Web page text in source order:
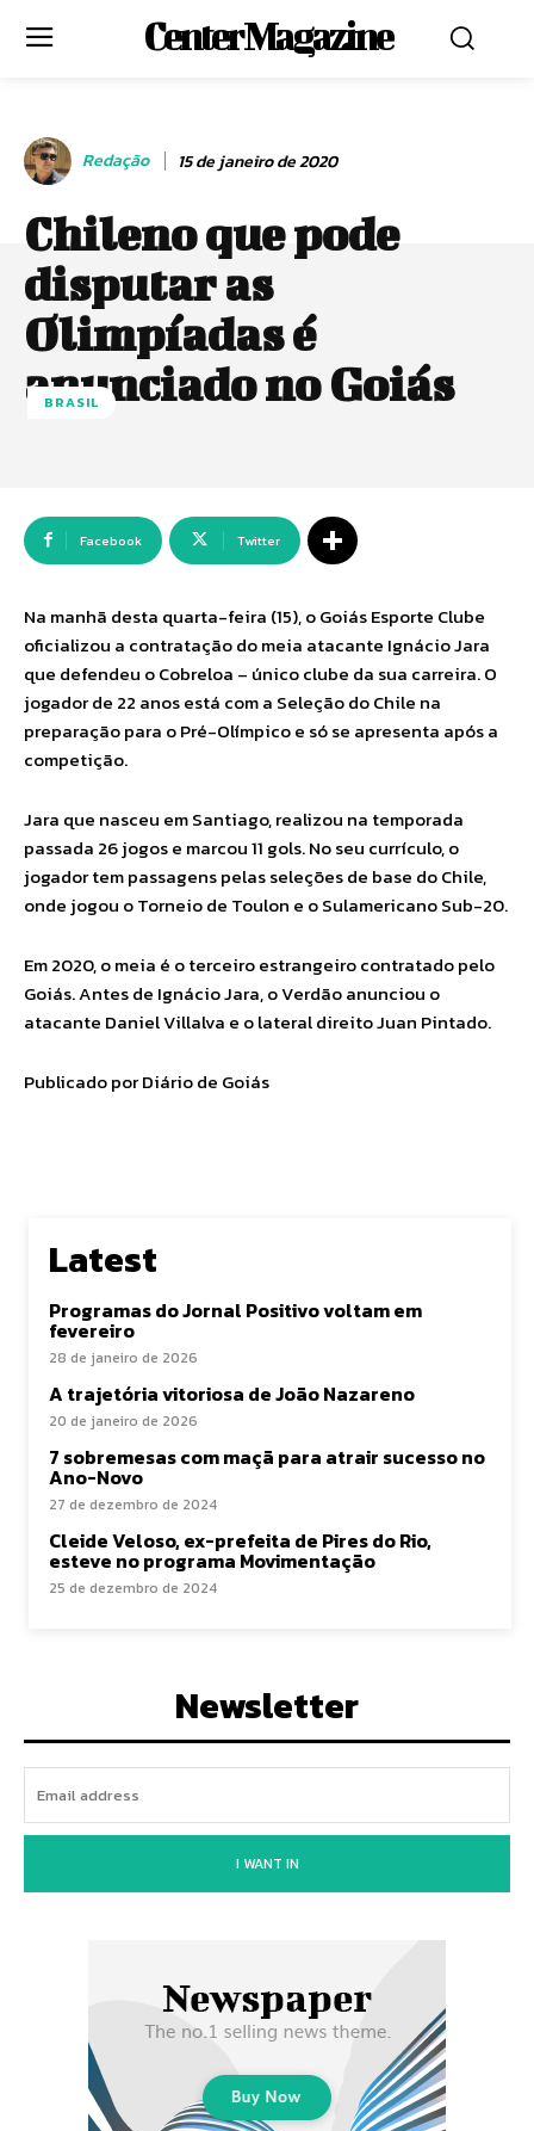
Center Magazine
Redação 15 de janeiro de 2020
Chileno que pode
disputar as
Olimpíadas é
anunciado no Goiás
BRASIL
Facebook Twitter
Na manhã desta quarta-feira (15), o Goiás Esporte Clube
oficializou a contratação do meia atacante Ignácio Jara
que defendeu o Cobreloa – único clube da sua carreira. O
jogador de 22 anos está com a Seleção do Chile na
preparação para o Pré-Olímpico e só se apresenta após a
competição.
Jara que nasceu em Santiago, realizou na temporada
passada 26 jogos e marcou 11 gols. No seu currículo, o
jogador tem passagens pelas seleções de base do Chile,
onde jogou o Torneio de Toulon e o Sulamericano Sub-20.
Em 2020, o meia é o terceiro estrangeiro contratado pelo
Goiás. Antes de Ignácio Jara, o Verdão anunciou o
atacante Daniel Villalva e o lateral direito Juan Pintado.
Publicado por Diário de Goiás
Latest
Programas do Jornal Positivo voltam em
fevereiro
28 de janeiro de 2026
A trajetória vitoriosa de João Nazareno
20 de janeiro de 2026
7 sobremesas com maçã para atrair sucesso no
Ano-Novo
27 de dezembro de 2024
Cleide Veloso, ex-prefeita de Pires do Rio,
esteve no programa Movimentação
25 de dezembro de 2024
Newsletter
I WANT IN